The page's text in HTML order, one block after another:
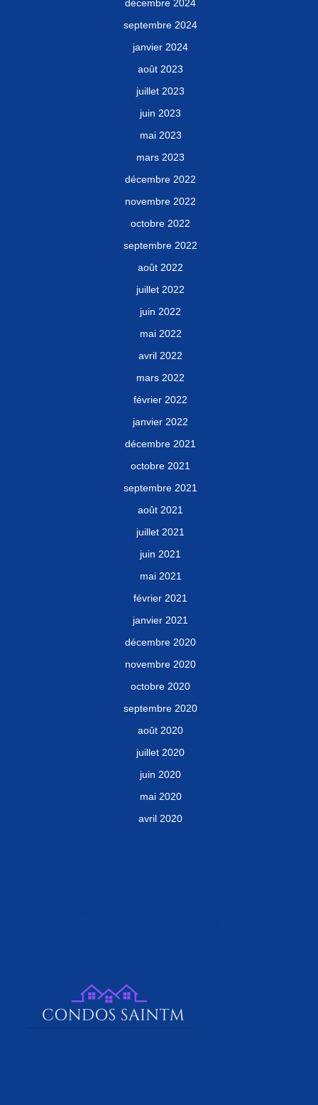
décembre 2024
septembre 2024
janvier 2024
août 2023
juillet 2023
juin 2023
mai 2023
mars 2023
décembre 2022
novembre 2022
octobre 2022
septembre 2022
août 2022
juillet 2022
juin 2022
mai 2022
avril 2022
mars 2022
février 2022
janvier 2022
décembre 2021
octobre 2021
septembre 2021
août 2021
juillet 2021
juin 2021
mai 2021
février 2021
janvier 2021
décembre 2020
novembre 2020
octobre 2020
septembre 2020
août 2020
juillet 2020
juin 2020
mai 2020
avril 2020